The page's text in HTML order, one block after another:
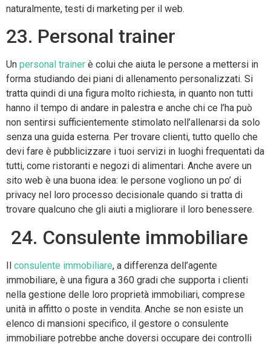
naturalmente, testi di marketing per il web.
23. Personal trainer
Un personal trainer è colui che aiuta le persone a mettersi in
forma studiando dei piani di allenamento personalizzati. Si
tratta quindi di una figura molto richiesta, in quanto non tutti
hanno il tempo di andare in palestra e anche chi ce l’ha può
non sentirsi sufficientemente stimolato nell’allenarsi da solo
senza una guida esterna. Per trovare clienti, tutto quello che
devi fare è pubblicizzare i tuoi servizi in luoghi frequentati da
tutti, come ristoranti e negozi di alimentari. Anche avere un
sito web è una buona idea: le persone vogliono un po’ di
privacy nel loro processo decisionale quando si tratta di
trovare qualcuno che gli aiuti a migliorare il loro benessere.
24. Consulente immobiliare
Il consulente immobiliare, a differenza dell’agente
immobiliare, è una figura a 360 gradi che supporta i clienti
nella gestione delle loro proprietà immobiliari, comprese
unità in affitto o poste in vendita. Anche se non esiste un
elenco di mansioni specifico, il gestore o consulente
immobiliare potrebbe anche doversi occupare dei controlli